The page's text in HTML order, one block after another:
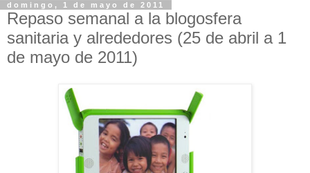
domingo, 1 de mayo de 2011
Repaso semanal a la blogosfera
sanitaria y alrededores (25 de abril a 1
de mayo de 2011)